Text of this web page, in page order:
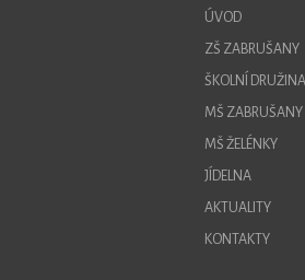
ÚVOD
ZŠ ZABRUŠANY
ŠKOLNÍ DRUŽINA
MŠ ZABRUŠANY
MŠ ŽELÉNKY
JÍDELNA
AKTUALITY
KONTAKTY